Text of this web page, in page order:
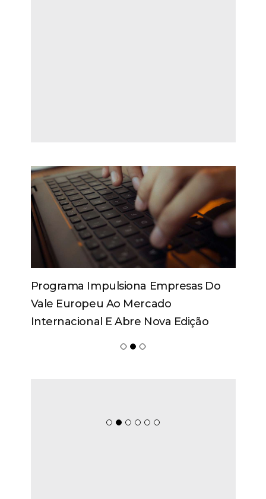
Programa Impulsiona Empresas Do
Vale Europeu Ao Mercado
Internacional E Abre Nova Edição